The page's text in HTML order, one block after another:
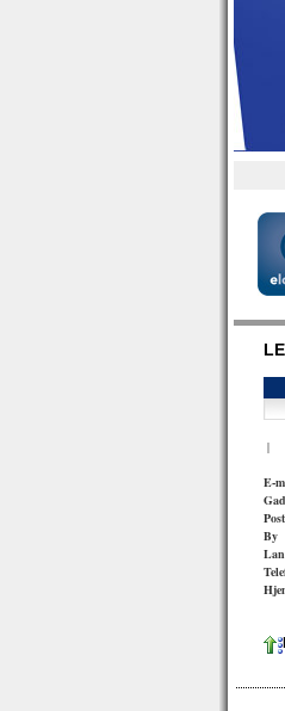
|
E-
By